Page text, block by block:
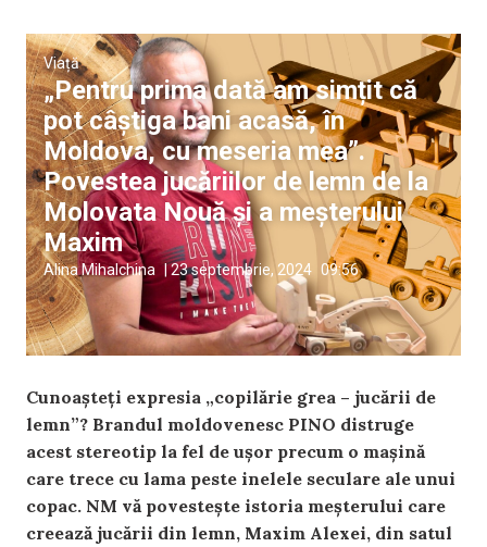
Viață
„Pentru prima dată am simțit că
pot câștiga bani acasă, în
Moldova, cu meseria mea”.
Povestea jucăriilor de lemn de la
Molovata Nouă și a meșterului
Maxim
Alina Mihalchina |23 septembrie, 2024 09:56
Cunoașteți expresia „copilărie grea – jucării de
lemn”? Brandul moldovenesc PINO distruge
acest stereotip la fel de ușor precum o mașină
care trece cu lama peste inelele seculare ale unui
copac. NM vă povestește istoria meșterului care
creează jucării din lemn, Maxim Alexei, din satul